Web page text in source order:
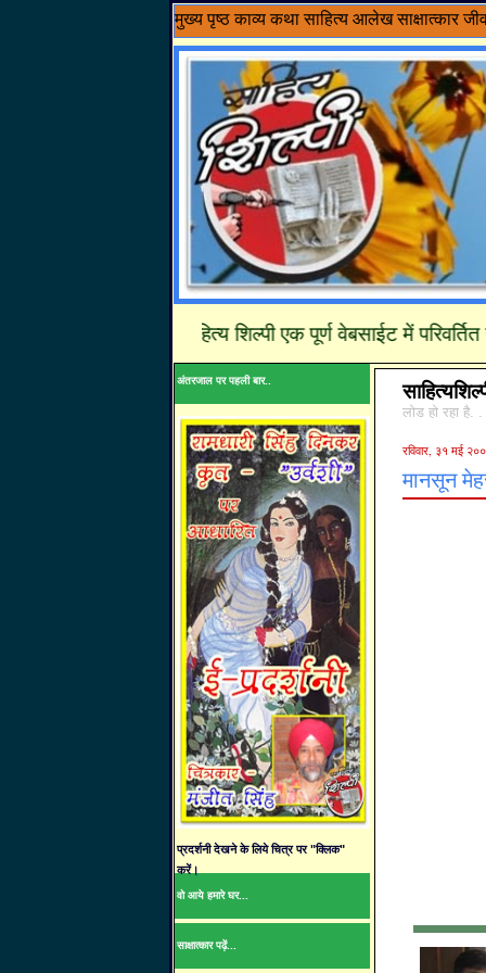
मुख्य पृष्ठ काव्य कथा साहित्य आलेख साक्षात्कार
........साहित्य शिल्पी एक पूर्ण वेबसाईट में परिवर्तित
अंतरजाल पर पहली बार..
प्रदर्शनी देखने के लिये चित्र पर "क्लिक"
करें।
वो आये हमारे घर...
साक्षात्कार पढ़ें...
लोड हो रहा है. .
रविवार, ३१ मई
मानसून